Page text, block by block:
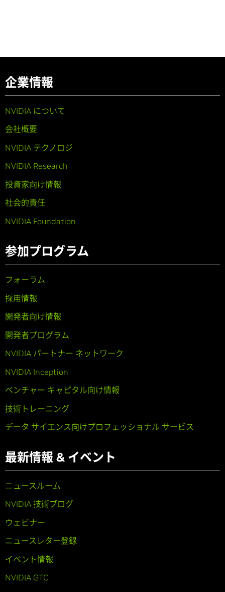
企業情報
NVIDIA について
会社概要
NVIDIA テクノロジ
NVIDIA Research
投資家向け情報
社会的責任
NVIDIA Foundation
参加プログラム
フォーラム
採用情報
開発者向け情報
開発者プログラム
NVIDIA パートナー ネットワーク
NVIDIA Inception
ベンチャー キャピタル向け情報
技術トレーニング
データ サイエンス向けプロフェッショナル サービス
最新情報 & イベント
ニュースルーム
NVIDIA 技術ブログ
ウェビナー
ニュースレター登録
イベント情報
NVIDIA GTC